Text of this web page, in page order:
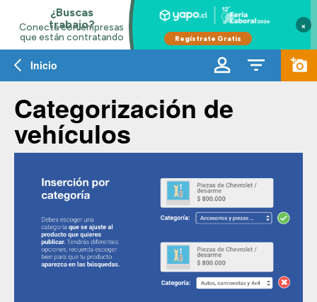
×
Inicio
Categorización de
vehículos